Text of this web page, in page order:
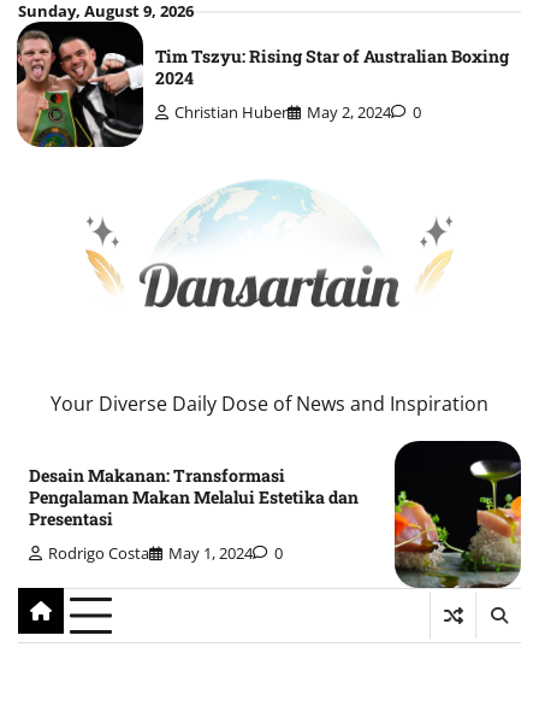
Skip
to
content
Sunday, August 9, 2026
Tim Tszyu: Rising Star of Australian Boxing
2024
Christian Huber May 2, 2024 0
Your Diverse Daily Dose of News and Inspiration
Desain Makanan: Transformasi
Pengalaman Makan Melalui Estetika dan
Presentasi
Rodrigo Costa May 1, 2024 0